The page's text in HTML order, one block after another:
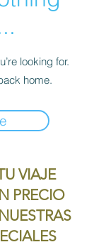
looking for.
home.
VIAJE
PRECIO